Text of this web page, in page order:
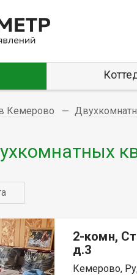
Кемерово
2-комн,
д.3
Кемерово,